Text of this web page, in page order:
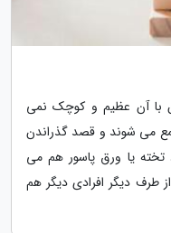
با آن عظیم و کوچک نمی
می شوند و قصد گذراندن
تخته یا ورق پاسور هم می
طرف دیگر افرادی دیگر هم